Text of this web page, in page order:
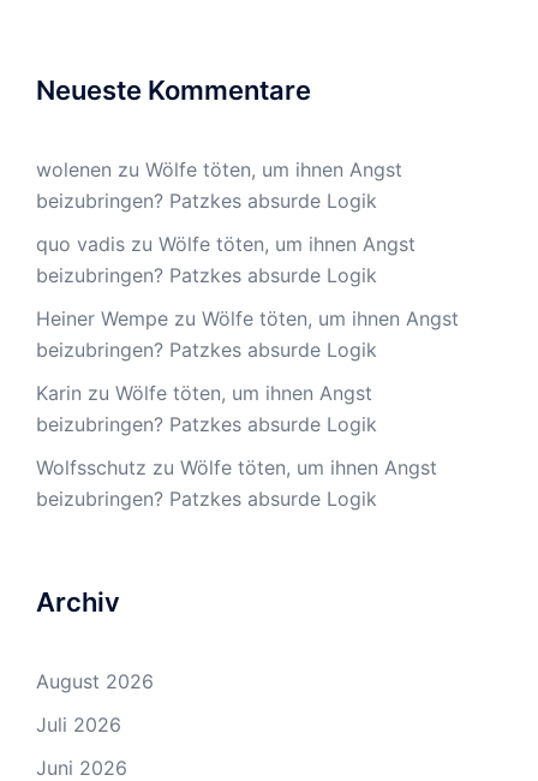
Neueste Kommentare
wolenen zu Wölfe töten, um ihnen Angst
beizubringen? Patzkes absurde Logik
quo vadis zu Wölfe töten, um ihnen Angst
beizubringen? Patzkes absurde Logik
Heiner Wempe zu Wölfe töten, um ihnen Angst
beizubringen? Patzkes absurde Logik
Karin zu Wölfe töten, um ihnen Angst
beizubringen? Patzkes absurde Logik
Wolfsschutz zu Wölfe töten, um ihnen Angst
beizubringen? Patzkes absurde Logik
Archiv
August 2026
Juli 2026
Juni 2026